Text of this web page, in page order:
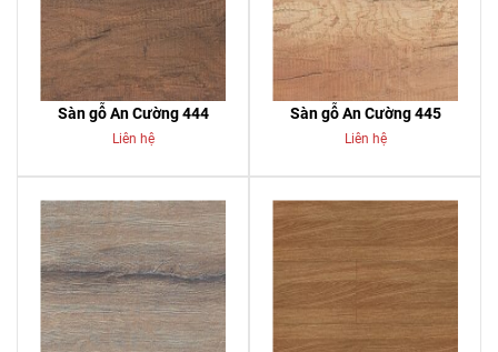
Sàn gỗ An Cường 444
Liên hệ
Sàn gỗ An Cường 445
Liên hệ